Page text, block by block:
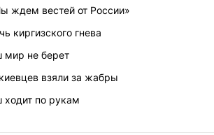
ждем вестей от России»
киргизского гнева
не берет
взяли за жабры
по рукам